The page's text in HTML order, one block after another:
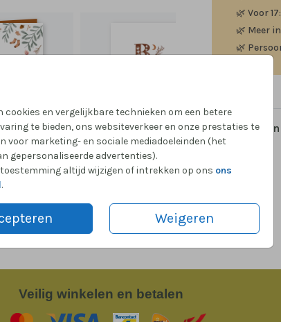
cookies en vergelijkbare technieken om een betere
te bieden, ons websiteverkeer en onze prestaties te
voor marketing- en sociale mediadoeleinden (het
gepersonaliseerde advertenties).
altijd wijzigen of intrekken op ons ons
.
Weigeren
🌿 Voor
🌿 Meer
🌿
Formaten
Veilig winkelen en betalen